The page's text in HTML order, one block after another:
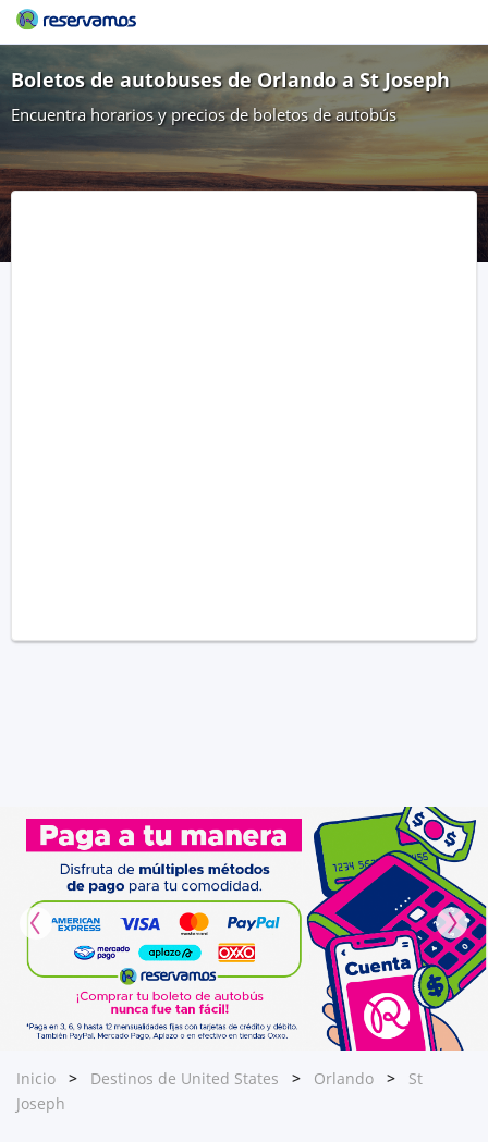
Boletos de autobuses de Orlando a St Joseph
Encuentra horarios y precios de boletos de autobús
Inicio Destinos de United States Orlando
St
Joseph